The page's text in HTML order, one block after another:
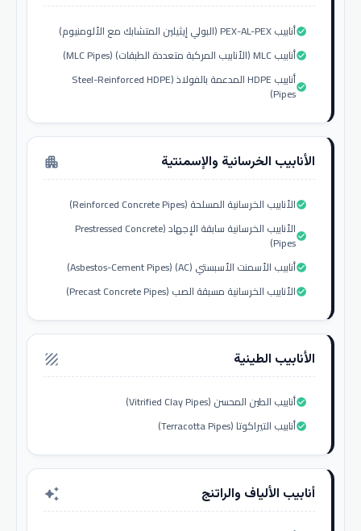
أنابيب PEX-AL-PEX (البولي إيثيلين المتشابك مع الألومنيوم)check_circle
أنابيب MLC (الأنابيب المركبة متعددة الطبقات) (MLC Pipes)check_circle
أنابيب HDPE المدعمة بالفولاذ (Steel-Reinforced HDPE
Pipes)check_circle
الأنابيب الخرسانية والإسمنتية apartment
الأنابيب الخرسانية المسلحة (Reinforced Concrete Pipes)check_circle
الأنابيب الخرسانية سابقة الإجهاد (Prestressed Concrete
Pipes)check_circle
أنابيب الأسمنت الأسبستي (AC) (Asbestos-Cement Pipes)check_circle
الأنابيب الخرسانية مسبقة الصب (Precast Concrete Pipes)check_circle
الأنابيب الطينية texture
أنابيب الطين المحسن (Vitrified Clay Pipes)check_circle
أنابيب التيراكوتا (Terracotta Pipes)check_circle
أنابيب الألياف والراتنج auto_awesome